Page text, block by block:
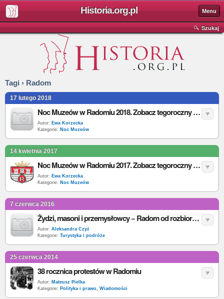
Historia.org.pl Menu
Szukaj
Tagi › Radom
17 lutego 2018
Noc Muzeów w Radomiu 2018. Zobacz tegoroczny program
Autor: Ewa Korzecka
Kategorie: Noc Muzeów
14 kwietnia 2017
Noc Muzeów w Radomiu 2017. Zobacz tegoroczny program
Autor: Ewa Korzecka
Kategorie: Noc Muzeów
7 czerwca 2016
Żydzi, masoni i przemysłowcy − Radom od rozbiorów do powstania listopadowego
Autor: Aleksandra Czyż
Kategorie: Turystyka i podróże
25 czerwca 2014
38 rocznica protestów w Radomiu
Autor: Mateusz Pielka
Kategorie: Polityka i prawo, Wiadomości